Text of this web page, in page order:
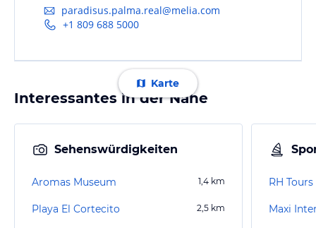
paradisus.palma.real@melia.com
+1 809 688 5000
Karte
Interessantes in der Nähe
Sehenswürdigkeiten
Aromas Museum 1,4 km
Playa El Cortecito 2,5 km
RH
Maxi